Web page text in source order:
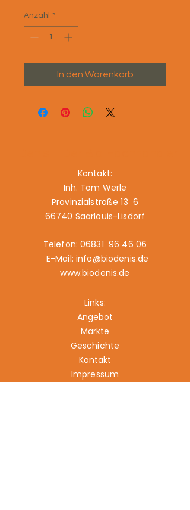
Anzahl *
In den Warenkorb
Kontakt:
Inh. Tom Werle
Provinzialstraße 13 6
66740 Saarlouis-Lisdorf
Telefon: 06831 96 46 06
E-Mail: info@biodenis.de
www.biodenis.de
Links:
Angebot
Märkte
Geschichte
Kontakt
Impressum